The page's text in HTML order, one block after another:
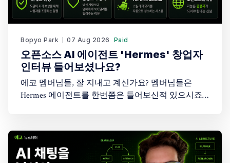
Bopyo Park 07 Aug 2026 Paid
오픈소스 AI 에이전트 'Hermes' 창업자
인터뷰 들어보셨나요?
에코 멤버님들, 잘 지내고 계신가요? 멤버님들은
Hermes 에이전트를 한번쯤은 들어보신적 있으시죠?
를 들어보신적 있으신가요? 최근 Peter Yang이 진행한
45분짜리 인터뷰에 오픈소스 AI 에이전트 Hermes
Agent를 만든 창업자(Karan Malhotra)가 나와 이야기